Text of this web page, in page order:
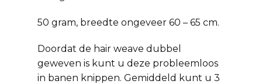
50 gram, breedte ongeveer 60 – 65 cm.
Doordat de hair weave dubbel
geweven is kunt u deze probleemloos
in banen knippen. Gemiddeld kunt u 3